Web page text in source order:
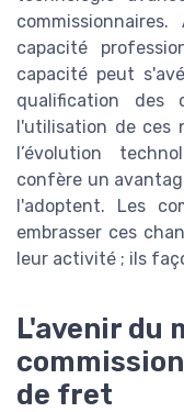
capacité
capacité peut
qualification des
l'utilisation de ces
l’évolution
confère un
l'adoptent. Les
embrasser ces
leur activité ; ils
L'avenir du
de fret